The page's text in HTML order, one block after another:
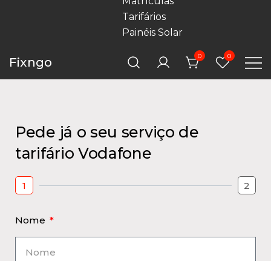
Tarifários
Painéis Solar
Fixngo 0 0
Pede já o seu serviço de
tarifário Vodafone
1 2
Nome